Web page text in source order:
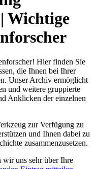
Wichtige
Hier finden Sie
die Ihnen bei Ihrer
Unser Archiv ermöglicht
und weitere gruppierte
Anklicken der einzelnen
zur Verfügung zu
und Ihnen dabei zu
zusammenzusetzen.
wir uns sehr über Ihre